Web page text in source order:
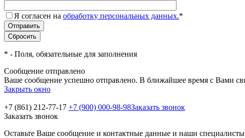
Я согласен на обработку персональных данных.*
* - Поля, обязательные для заполнения
Сообщение отправлено
Ваше сообщение успешно отправлено. В ближайшее время с Вами
Закрыть окно
+7 (861) 212-77-17 +7 (900) 000-98-98Заказать звонок
Заказать звонок
Оставьте Ваше сообщение и контактные данные и наши